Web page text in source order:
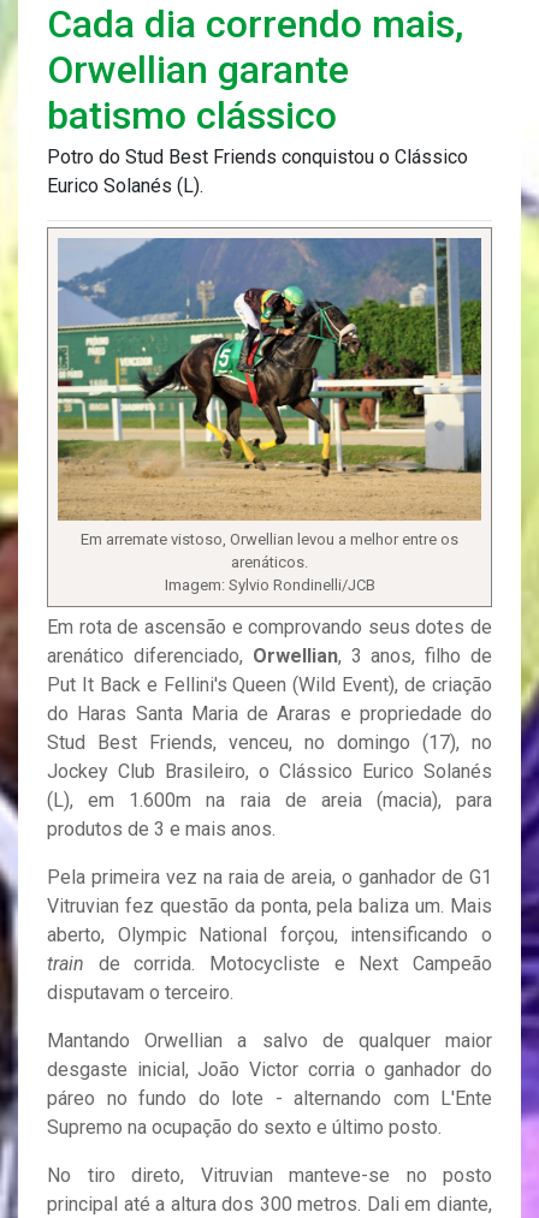
Cada dia correndo mais,
Orwellian garante
batismo clássico
Potro do Stud Best Friends conquistou o Clássico
Eurico Solanés (L).
Em arremate vistoso, Orwellian levou a melhor entre os
arenáticos.
Imagem: Sylvio Rondinelli/JCB
Em rota de ascensão e comprovando seus dotes de
arenático diferenciado, Orwellian, 3 anos, filho de
Put It Back e Fellini's Queen (Wild Event), de criação
do Haras Santa Maria de Araras e propriedade do
Stud Best Friends, venceu, no domingo (17), no
Jockey Club Brasileiro, o Clássico Eurico Solanés
(L), em 1.600m na raia de areia (macia), para
produtos de 3 e mais anos.
Pela primeira vez na raia de areia, o ganhador de G1
Vitruvian fez questão da ponta, pela baliza um. Mais
aberto, Olympic National forçou, intensificando o
train de corrida. Motocycliste e Next Campeão
disputavam o terceiro.
Mantando Orwellian a salvo de qualquer maior
desgaste inicial, João Victor corria o ganhador do
páreo no fundo do lote - alternando com L'Ente
Supremo na ocupação do sexto e último posto.
No tiro direto, Vitruvian manteve-se no posto
principal até a altura dos 300 metros. Dali em diante,